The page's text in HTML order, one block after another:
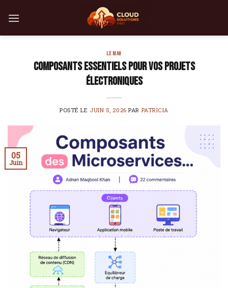
LE MAG
Composants essentiels pour vos projets
électroniques
POSTÉ LE JUIN 5, 2026 PAR PATRICIA
05
Juin